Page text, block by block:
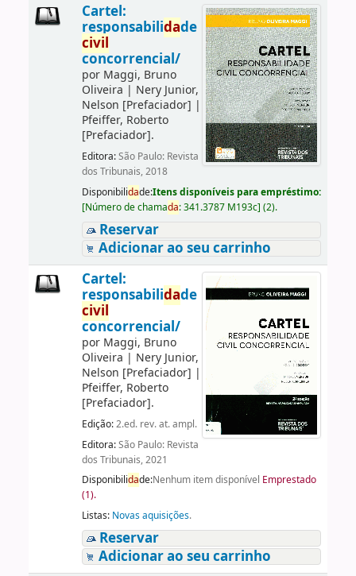
Cartel:
responsabilidade
civil
concorrencial/
por Maggi, Bruno
Oliveira | Nery Junior,
Nelson [Prefaciador] |
Pfeiffer, Roberto
[Prefaciador].
Editora:São Paulo: Revista
dos Tribunais, 2018
Disponibilidade:Itens disponíveis para empréstimo:
[Número de chamada:341.3787 M193c] (2).
Reservar
Adicionar ao seu carrinho
Cartel:
responsabilidade
civil
concorrencial/
por Maggi, Bruno
Oliveira | Nery Junior,
Nelson [Prefaciador] |
Pfeiffer, Roberto
[Prefaciador].
Edição:2.ed. rev. at. ampl.
Editora:São Paulo: Revista
dos Tribunais, 2021
Disponibilidade:Nenhum item disponível Emprestado
(1).
Listas: Novas aquisições.
Reservar
Adicionar ao seu carrinho